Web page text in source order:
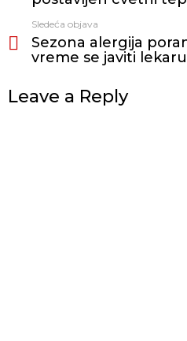
Sledeća objava
Sezona alergija
vreme se javiti lekaru
Leave a Reply